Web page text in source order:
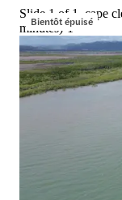
Bientôt épuisé
Slide 1 of 1, cape
minutes)-1